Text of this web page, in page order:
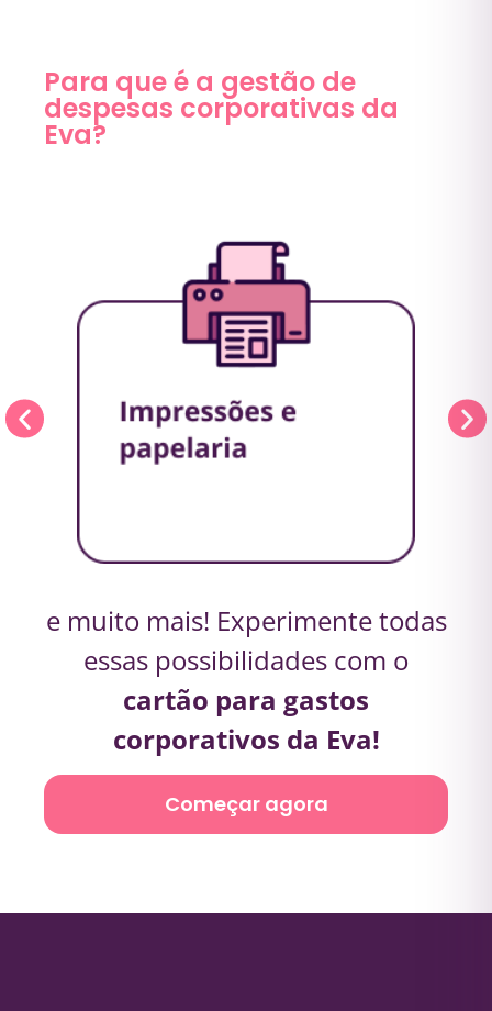
Para que é a gestão de
despesas corporativas da
Eva?
e muito mais! Experimente todas
essas possibilidades com o
cartão para gastos
corporativos da Eva!
Começar agora